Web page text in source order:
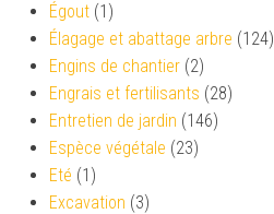
Égout (1)
Élagage et abattage arbre (124)
Engins de chantier (2)
Engrais et fertilisants (28)
Entretien de jardin (146)
Espèce végétale (23)
Eté (1)
Excavation (3)